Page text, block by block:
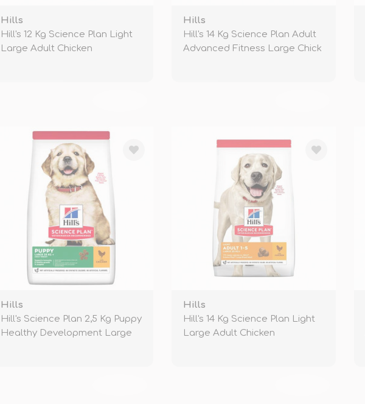
Hills
Hill's 12 Kg Science Plan Light
Large Adult Chicken
Hills
Hill's 14 Kg Science Plan Adult
Advanced Fitness Large Chick
Hills
Hill's Science Plan 2,5 Kg Puppy
Healthy Development Large
Hills
Hill's 14 Kg Science Plan Light
Large Adult Chicken